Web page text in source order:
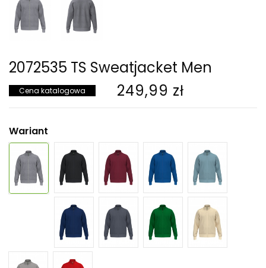
2072535 TS Sweatjacket Men
Cena katalogowa 249,99 zł
Wariant